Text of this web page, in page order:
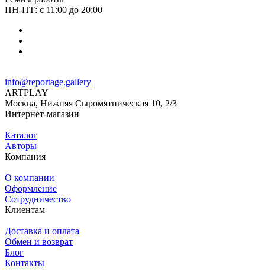
ПН-ПТ: с 11:00 до 20:00
info@reportage.gallery
ARTPLAY
Москва, Нижняя Сыромятническая 10, 2/3
Интернет-магазин
Каталог
Авторы
Компания
О компании
Оформление
Сотрудничество
Клиентам
Доставка и оплата
Обмен и возврат
Блог
Контакты